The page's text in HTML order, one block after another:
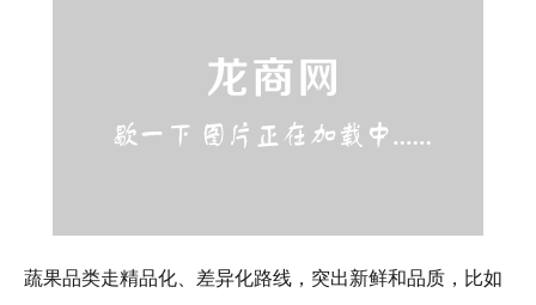
蔬果品类走精品化、差异化路线，突出新鲜和品质，比如